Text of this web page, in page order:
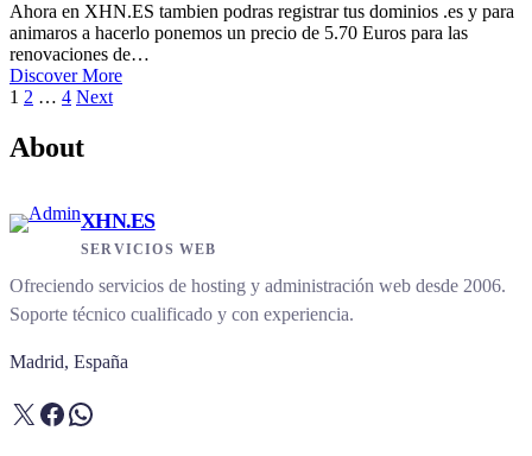
Ahora en XHN.ES tambien podras registrar tus dominios .es y para
animaros a hacerlo ponemos un precio de 5.70 Euros para las
renovaciones de…
Discover More
Paginación
de
entradas
1 2 … 4 Next
About
XHN.ES
SERVICIOS WEB
Ofreciendo servicios de hosting y administración web desde 2006.
Soporte técnico cualificado y con experiencia.
Madrid, España
X Facebook
WhatsApp